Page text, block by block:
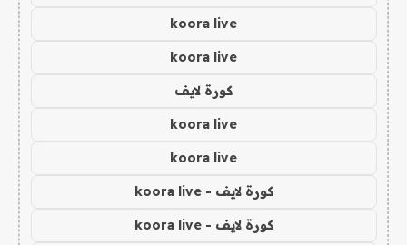
koora live
koora live
كورة لايف
koora live
koora live
كورة لايف - koora live
كورة لايف - koora live